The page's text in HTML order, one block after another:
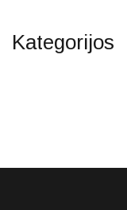
Kategorijos